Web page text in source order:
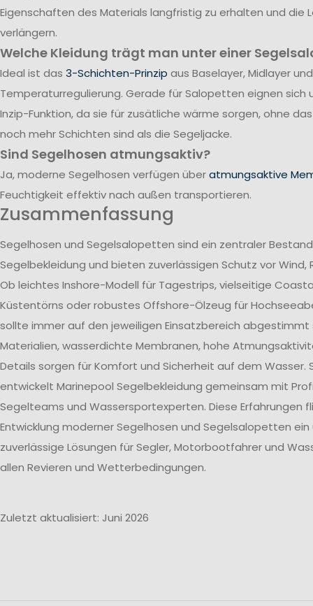
Eigenschaften des Materials langfristig zu erhalten und die
verlängern.
Welche Kleidung trägt man unter einer
Ideal ist das 3-Schichten-Prinzip aus Baselayer, Midlayer
Temperaturregulierung. Gerade für Salopetten eignen sich
Inzip-Funktion, da sie für zusätliche wärme sorgen, ohne
noch mehr Schichten sind als die Segeljacke.
Sind Segelhosen atmungsaktiv?
Ja, moderne Segelhosen verfügen überatmungsaktive
Feuchtigkeit effektiv nach außen transportieren.
Zusammenfassung
Segelhosen und Segelsalopetten sind ein zentraler
Segelbekleidung und bieten zuverlässigen Schutz vor Wind,
Ob leichtes Inshore-Modell für Tagestrips, vielseitige
Küstentörns oder robustes Offshore-Ölzeug für
sollte immer auf den jeweiligen Einsatzbereich abgestimmt
Materialien, wasserdichte Membranen, hohe
Details sorgen für Komfort und Sicherheit auf dem Wasser.
entwickelt Marinepool Segelbekleidung gemeinsam mit
Segelteams und Wassersportexperten. Diese Erfahrungen
Entwicklung moderner Segelhosen und Segelsalopetten
zuverlässige Lösungen für Segler, Motorbootfahrer und
allen Revieren und Wetterbedingungen.
Zuletzt aktualisiert: Juni 2026